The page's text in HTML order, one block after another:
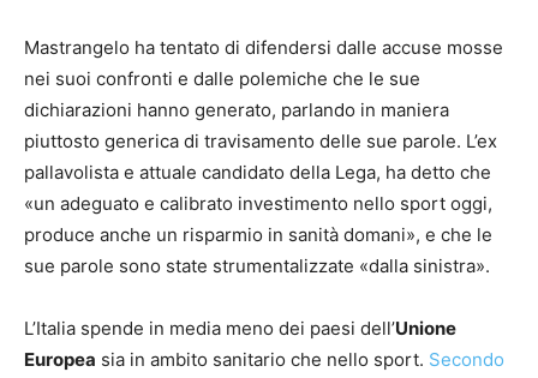
Mastrangelo ha tentato di difendersi dalle accuse mosse
nei suoi confronti e dalle polemiche che le sue
dichiarazioni hanno generato, parlando in maniera
piuttosto generica di travisamento delle sue parole. L’ex
pallavolista e attuale candidato della Lega, ha detto che
«un adeguato e calibrato investimento nello sport oggi,
produce anche un risparmio in sanità domani», e che le
sue parole sono state strumentalizzate «dalla sinistra».
L’Italia spende in media meno dei paesi dell’Unione
Europea sia in ambito sanitario che nello sport. Secondo